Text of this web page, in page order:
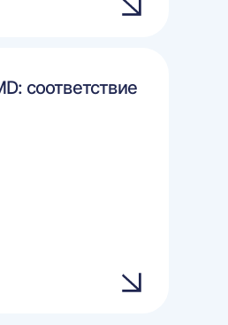
соответствие